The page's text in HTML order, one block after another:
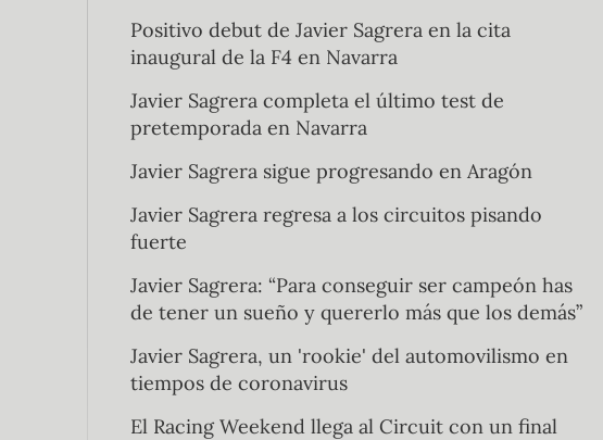
Positivo debut de Javier Sagrera en la cita
inaugural de la F4 en Navarra
Javier Sagrera completa el último test de
pretemporada en Navarra
Javier Sagrera sigue progresando en Aragón
Javier Sagrera regresa a los circuitos pisando
fuerte
Javier Sagrera: “Para conseguir ser campeón has
de tener un sueño y quererlo más que los demás”
Javier Sagrera, un 'rookie' del automovilismo en
tiempos de coronavirus
El Racing Weekend llega al Circuit con un final